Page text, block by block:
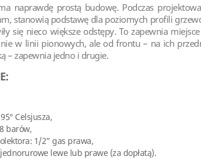
naprawdę prostą budowę. Podczas
stanowią podstawę dla poziomych profili
się nieco większe odstępy. To zapewnia
w linii pionowych, ale od frontu – na ich
– zapewnia jedno i drugie.
Celsjusza,
barów,
1/2” gas prawa,
lewe lub prawe (za dopłatą).